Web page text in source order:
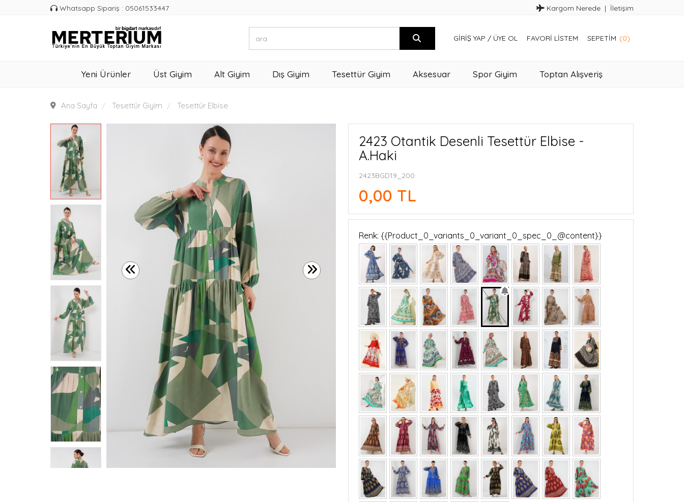
Whatsapp Sipariş : 05061533447 Kargom Nerede İletişim
GIRIŞ YAP / ÜYE OL FAVORI LISTEM SEPETIM (0)
Yeni Ürünler Üst Giyim Alt Giyim Dış Giyim Tesettür Giyim Aksesuar Spor Giyim Toptan Alışveriş
Ana Sayfa Tesettür Giyim Tesettür Elbise
2423 Otantik Desenli Tesettür Elbise -
A.Haki
2423BGD19_200
0,00 TL
Renk: {{Product_0_variants_0_variant_0_spec_0_@content}}